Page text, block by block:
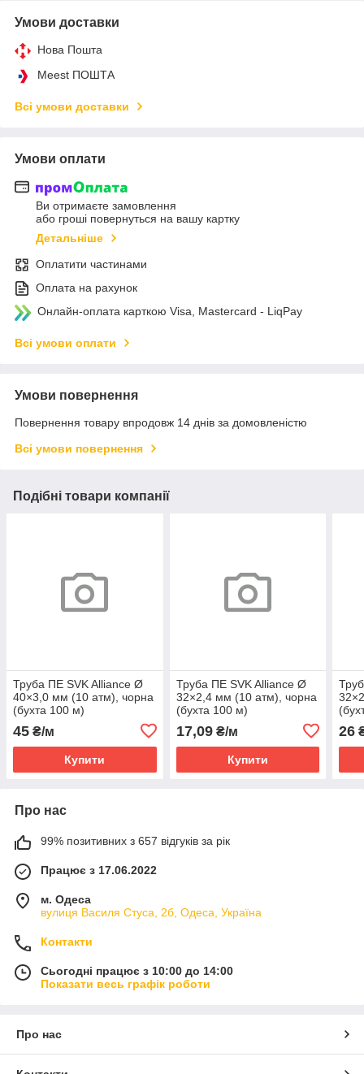
Умови доставки
Нова Пошта
Meest ПОШТА
Всі умови доставки
Умови оплати
Ви отримаєте замовлення
або гроші повернуться на вашу картку
Детальніше
Оплатити частинами
Оплата на рахунок
Онлайн-оплата карткою Visa, Mastercard - LiqPay
Всі умови оплати
Умови повернення
Повернення товару впродовж 14 днів за домовленістю
Всі умови повернення
Подібні товари компанії
Труба ПЕ SVK Alliance Ø
40×3,0 мм (10 атм), чорна
(бухта 100 м)
45 ₴/м
Купити
Труба ПЕ SVK Alliance Ø
32×2,4 мм (10 атм), чорна
(бухта 100 м)
17,09₴/м
Купити
26
Про нас
99% позитивних з 657 відгуків за рік
Працює з 17.06.2022
м. Одеса
вулиця Василя Стуса, 2б, Одеса, Україна
Контакти
Сьогодні працює з 10:00 до 14:00
Показати весь графік роботи
Про нас